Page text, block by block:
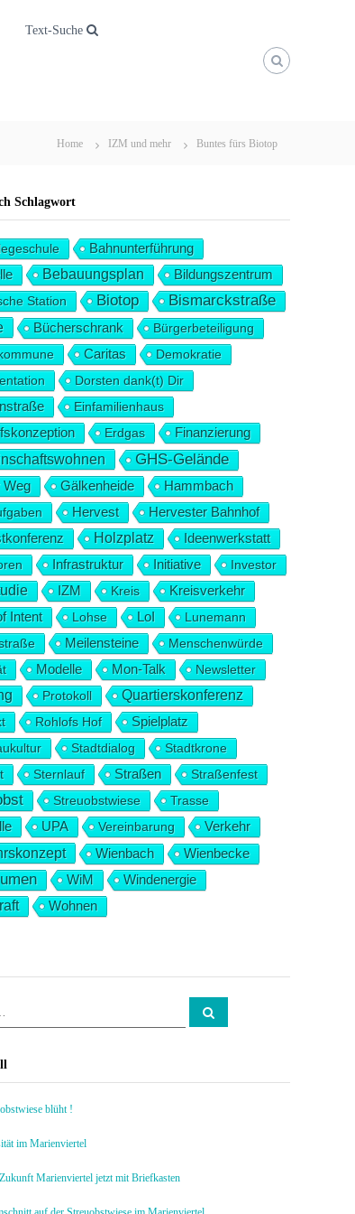
Text-Suche
Home IZM und mehr Buntes fürs Biotop
Schlagwort
Bahnunterführung
Bebauungsplan
Bildungszentrum
Station
Biotop Bismarckstraße
Bücherschrank
Bürgerbeteiligung
Caritas
Demokratie
Dorsten dank(t) Dir
Einfamilienhaus
Erdgas Finanzierung
GHS-Gelände
Weg Gälkenheide Hammbach
Hervest Hervester Bahnhof
Holzplatz Ideenwerkstatt
Infrastruktur Initiative Investor
IZM Kreis
Kreisverkehr
Intent
Lohse LoI
Lunemann
Meilensteine
Menschenwürde
Modelle Mon-Talk Newsletter
Protokoll Quartierskonferenz
Rohlofs Hof
Spielplatz
Stadtdialog
Stadtkrone
Sternlauf Straßen Straßenfest
Streuobstwiese
Trasse
UPA Vereinbarung Verkehr
Wienbach Wienbecke
WiM Windenergie
Wohnen
S
u
blüht !
im Marienviertel
Marienviertel jetzt mit Briefkasten